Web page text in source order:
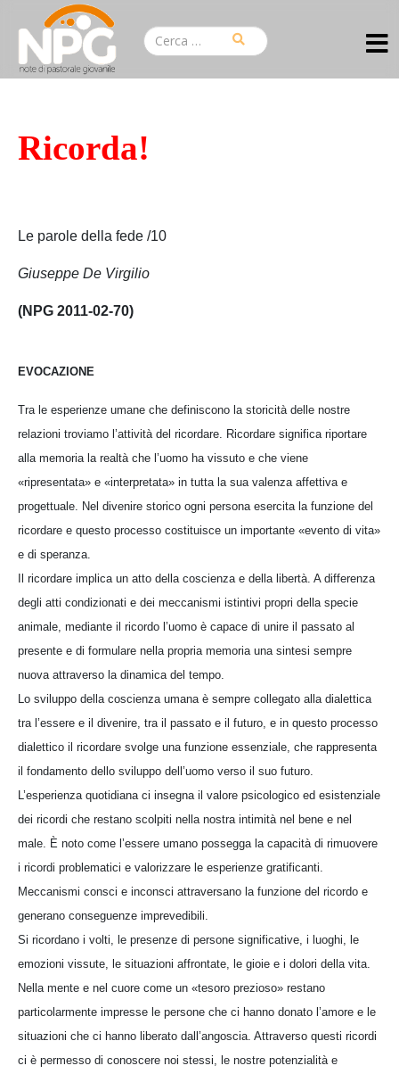
Ricorda!
Le parole della fede /10
Giuseppe De Virgilio
(NPG 2011-02-70)
EVOCAZIONE
Tra le esperienze umane che definiscono la storicità delle nostre
relazioni troviamo l’attività del ricordare. Ricordare significa riportare
alla memoria la realtà che l’uomo ha vissuto e che viene
«ripresentata» e «interpretata» in tutta la sua valenza affettiva e
progettuale. Nel divenire storico ogni persona esercita la funzione del
ricordare e questo processo costituisce un importante «evento di vita»
e di speranza.
Il ricordare implica un atto della coscienza e della libertà. A differenza
degli atti condizionati e dei meccanismi istintivi propri della specie
animale, mediante il ricordo l’uomo è capace di unire il passato al
presente e di formulare nella propria memoria una sintesi sempre
nuova attraverso la dinamica del tempo.
Lo sviluppo della coscienza umana è sempre collegato alla dialettica
tra l’essere e il divenire, tra il passato e il futuro, e in questo processo
dialettico il ricordare svolge una funzione essenziale, che rappresenta
il fondamento dello sviluppo dell’uomo verso il suo futuro.
L’esperienza quotidiana ci insegna il valore psicologico ed esistenziale
dei ricordi che restano scolpiti nella nostra intimità nel bene e nel
male. È noto come l’essere umano possegga la capacità di rimuovere
i ricordi problematici e valorizzare le esperienze gratificanti.
Meccanismi consci e inconsci attraversano la funzione del ricordo e
generano conseguenze imprevedibili.
Si ricordano i volti, le presenze di persone significative, i luoghi, le
emozioni vissute, le situazioni affrontate, le gioie e i dolori della vita.
Nella mente e nel cuore come un «tesoro prezioso» restano
particolarmente impresse le persone che ci hanno donato l’amore e le
situazioni che ci hanno liberato dall’angoscia. Attraverso questi ricordi
ci è permesso di conoscere noi stessi, le nostre potenzialità e